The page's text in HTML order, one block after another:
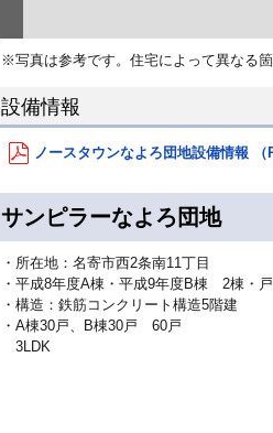
※写真は参考です。住宅によって異なる
設備情報
ノースタウンなよろ団地設備情報 （
サンピラーなよろ団地
・所在地：名寄市西2条南11丁目
・平成8年度A棟・平成9年度B棟 2棟・
・構造：鉄筋コンクリート構造5階建
・A棟30戸、B棟30戸 60戸
3LDK